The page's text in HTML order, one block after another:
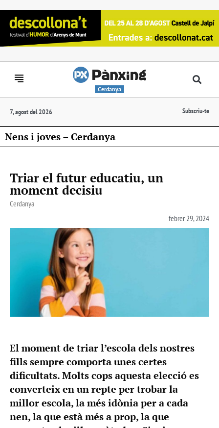
Cerdanya
7, agost del 2026 Subscriu-te
Nens i joves – Cerdanya
Triar el futur educatiu, un
moment decisiu
Cerdanya
febrer 29, 2024
El moment de triar l’escola dels nostres
fills sempre comporta unes certes
dificultats. Molts cops aquesta elecció es
converteix en un repte per trobar la
millor escola, la més idònia per a cada
nen, la que està més a prop, la que